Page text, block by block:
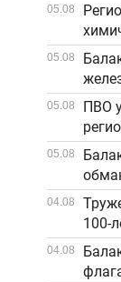
05.08
05.08
05.08
ПВО
05.08
04.08
100-
04.08